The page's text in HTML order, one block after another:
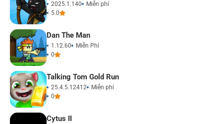
2025.1.140
Miễn phí
5.0
Dan The Man
1.12.60
Miễn Phí
0
Talking Tom Gold Run
25.4.5.12412
Miễn phí
0
Cytus II